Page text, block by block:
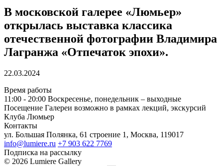
В московской галерее «Люмьер»
открылась выставка классика
отечественной фотографии Владимира
Лагранжа «Отпечаток эпохи».
22.03.2024
Время работы
11:00 - 20:00 Воскресенье, понедельник – выходные
Посещение Галереи возможно в рамках лекций, экскурсий
Клуба Люмьер
Контакты
ул. Большая Полянка, 61 строение 1, Москва, 119017
info@lumiere.ru +7 903 622 7769
Подписка на рассылку
© 2026 Lumiere Gallery